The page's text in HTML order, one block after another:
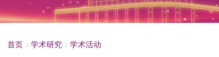
首页 学术研究 学术活动